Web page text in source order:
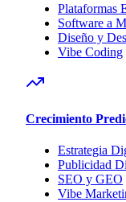
Plataformas
Software a
Diseño y
Vibe Coding
Crecimiento
Estrategia
Publicidad
SEO y GEO
Vibe